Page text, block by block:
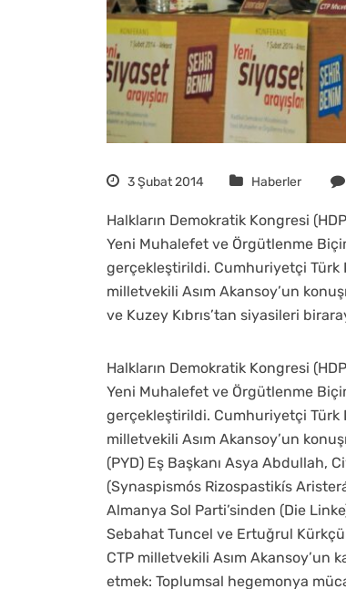
3 Şubat 2014 Haberler
Halkların Demokratik Kongresi
Yeni Muhalefet ve Örgütlenme
gerçekleştirildi. Cumhuriyetçi Türk
milletvekili Asım Akansoy’un
ve Kuzey Kıbrıs’tan siyasileri
Halkların Demokratik Kongresi
Yeni Muhalefet ve Örgütlenme
gerçekleştirildi. Cumhuriyetçi Türk
milletvekili Asım Akansoy’un
(PYD) Eş Başkanı Asya Abdullah,
(Synaspismós Rizospastikís
Almanya Sol Parti’sinden (Die
Sebahat Tuncel ve Ertuğrul Kürkçü
CTP milletvekili Asım Akansoy’un
etmek: Toplumsal hegemonya